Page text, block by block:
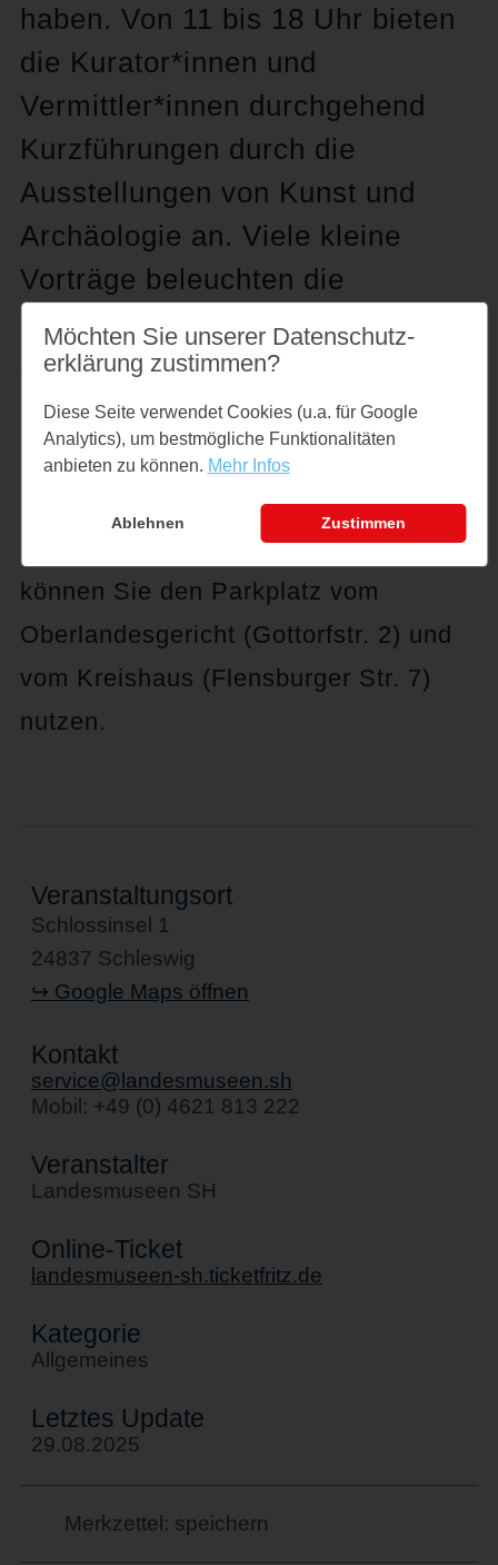
haben. Von 11 bis 18 Uhr bieten
die Kurator*innen und
Vermittler*innen durchgehend
Kurzführungen durch die
Ausstellungen von Kunst und
Archäologie an. Viele kleine
Vorträge beleuchten die
Geschichte des Hauses und die
Zukunftspläne des MUT-
Projekts.
Neben dem großen Parkplatz auf der
Museumsinsel direkt vorm Schloss
können Sie den Parkplatz vom
Oberlandesgericht (Gottorfstr. 2) und
vom Kreishaus (Flensburger Str. 7)
nutzen.
Veranstaltungsort
Schlossinsel 1
24837 Schleswig
↪ Google Maps öffnen
Kontakt
service@landesmuseen.sh
Mobil: +49 (0) 4621 813 222
Veranstalter
Landesmuseen SH
Online-Ticket
landesmuseen-sh.ticketfritz.de
Kategorie
Allgemeines
Letztes Update
29.08.2025
Merkzettel: speichern
Möchten Sie unserer Datenschutz­
erklärung zustimmen?
Diese Seite verwendet Cookies (u.a. für Google
Analytics), um bestmögliche Funktionalitäten
anbieten zu können. Mehr Infos
Ablehnen Zustimmen